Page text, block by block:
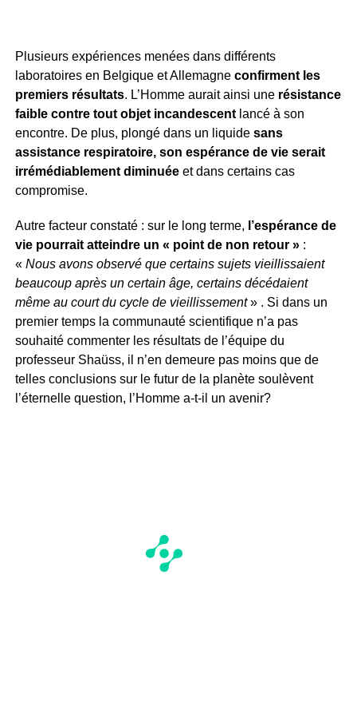
Plusieurs expériences menées dans différents
laboratoires en Belgique et Allemagneconfirment les
premiers résultats. L’Homme aurait ainsi une résistance
faible contre tout objet incandescentlancé à son
encontre. De plus, plongé dans un liquide sans
assistance respiratoire, son espérance de vie serait
irrémédiablement diminuéeet dans certains cas
compromise.
Autre facteur constaté : sur le long terme, l’espérance de
vie pourrait atteindre un « point de non retour »:
« Nous avons observé que certains sujets vieillissaient
beaucoup après un certain âge, certains décédaient
même au court du cycle de vieillissement» . Si dans un
premier temps la communauté scientifique n’a pas
souhaité commenter les résultats de l’équipe du
professeur Shaüss, il n’en demeure pas moins que de
telles conclusions sur le futur de la planète soulèvent
l’éternelle question, l’Homme a-t-il un avenir?